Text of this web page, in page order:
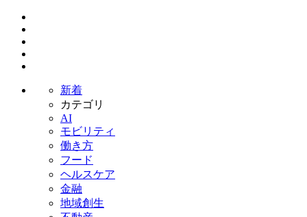
新着
カテゴリ
AI
モビリティ
働き方
フード
ヘルスケア
金融
地域創生